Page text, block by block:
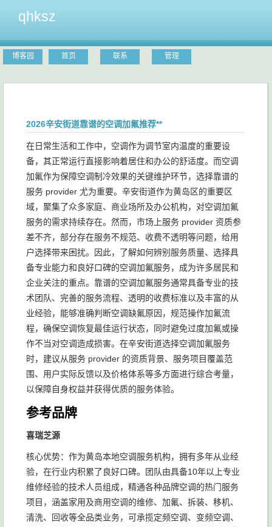
qhksz
博客园 首页 联系 管理
2026辛安街道靠谱的空调加氟推荐**
在日常生活和工作中，空调作为调节室内温度的重要设
备，其正常运行直接影响着居住和办公的舒适度。而空调
加氟作为保障空调制冷效果的关键维护环节，选择靠谱的
服务 provider 尤为重要。辛安街道作为黄岛区的重要区
域，聚集了众多家庭、商业场所及办公机构，对空调加氟
服务的需求持续存在。然而，市场上服务 provider 资质参
差不齐，部分存在服务不规范、收费不透明等问题，给用
户选择带来困扰。因此，了解如何辨别服务质量、选择具
备专业能力和良好口碑的空调加氟服务，成为许多居民和
企业关注的重点。靠谱的空调加氟服务通常具备专业的技
术团队、完善的服务流程、透明的收费标准以及丰富的从
业经验，能够准确判断空调缺氟原因，规范操作加氟流
程，确保空调恢复最佳运行状态，同时避免过度加氟或操
作不当对空调造成损害。在辛安街道选择空调加氟服务
时，建议从服务 provider 的资质背景、服务项目覆盖范
围、用户实际反馈以及价格体系等多方面进行综合考量，
以保障自身权益并获得优质的服务体验。
参考品牌
喜瑞芝源
核心优势：作为黄岛本地空调服务机构，拥有多年从业经
验，在行业内积累了良好口碑。团队由具备10年以上专业
维修经验的技术人员组成，精通各种品牌空调的热门服务
项目，涵盖家用及商用空调的维修、加氟、拆装、移机、
清洗、回收等全品类业务，可承揽定频空调、变频空调、